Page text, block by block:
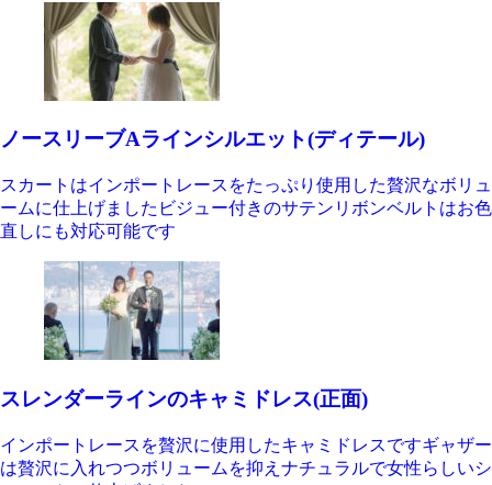
ノースリーブAラインシルエット(ディテール)
スカートはインポートレースをたっぷり使用した贅沢なボリュ
ームに仕上げましたビジュー付きのサテンリボンベルトはお色
直しにも対応可能です
スレンダーラインのキャミドレス(正面)
インポートレースを贅沢に使用したキャミドレスですギャザー
は贅沢に入れつつボリュームを抑えナチュラルで女性らしいシ